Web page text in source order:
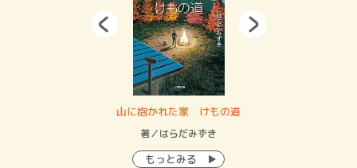
山に抱かれた家 けもの道
著／はらだみずき
もっとみる